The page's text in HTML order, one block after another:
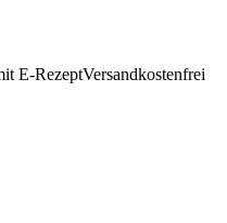
E-RezeptVersandkostenfrei